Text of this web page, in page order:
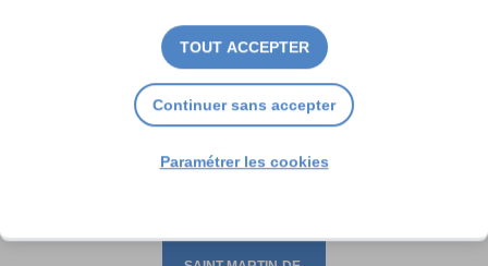
TOUT ACCEPTER
Continuer sans accepter
Paramétrer les cookies